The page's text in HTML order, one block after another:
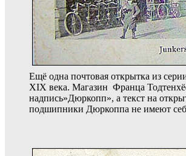
Ещё одна почтовая открытка из
XIX века. Магазин Франца
надпись»Дюркопп», а текст на
подшипники Дюркоппа не имеют